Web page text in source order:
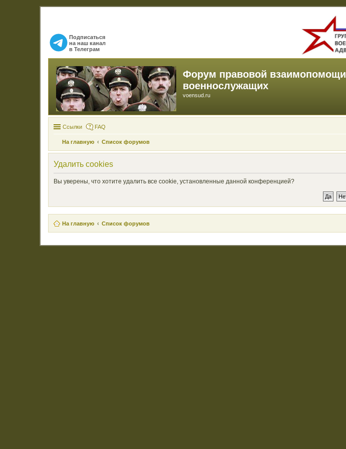
Подписаться
на наш канал
в Телеграм
Форум правовой взаимопомощи
военнослужащих
voensud.ru
Ссылки FAQ
На главную Список форумов
Удалить cookies
Вы уверены, что хотите удалить все cookie, установленные данной конференцией?
На главную Список форумов